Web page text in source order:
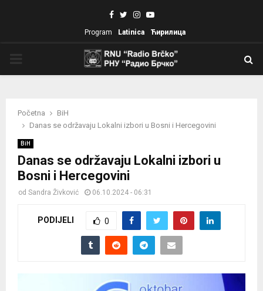
Facebook
TwitterInstagram
Youtube
Program Latinica Ћирилица
Početna
BiH
Danas se održavaju Lokalni izbori u Bosni i Hercegovini
BiH
Danas se održavaju Lokalni izbori u
Bosni i Hercegovini
od Sandra Živković 06.10.2024 - 06:31
PODIJELI 0